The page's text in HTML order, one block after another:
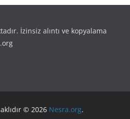
İzinsiz alıntı ve kopyalama
© 2026 Nesra.org.